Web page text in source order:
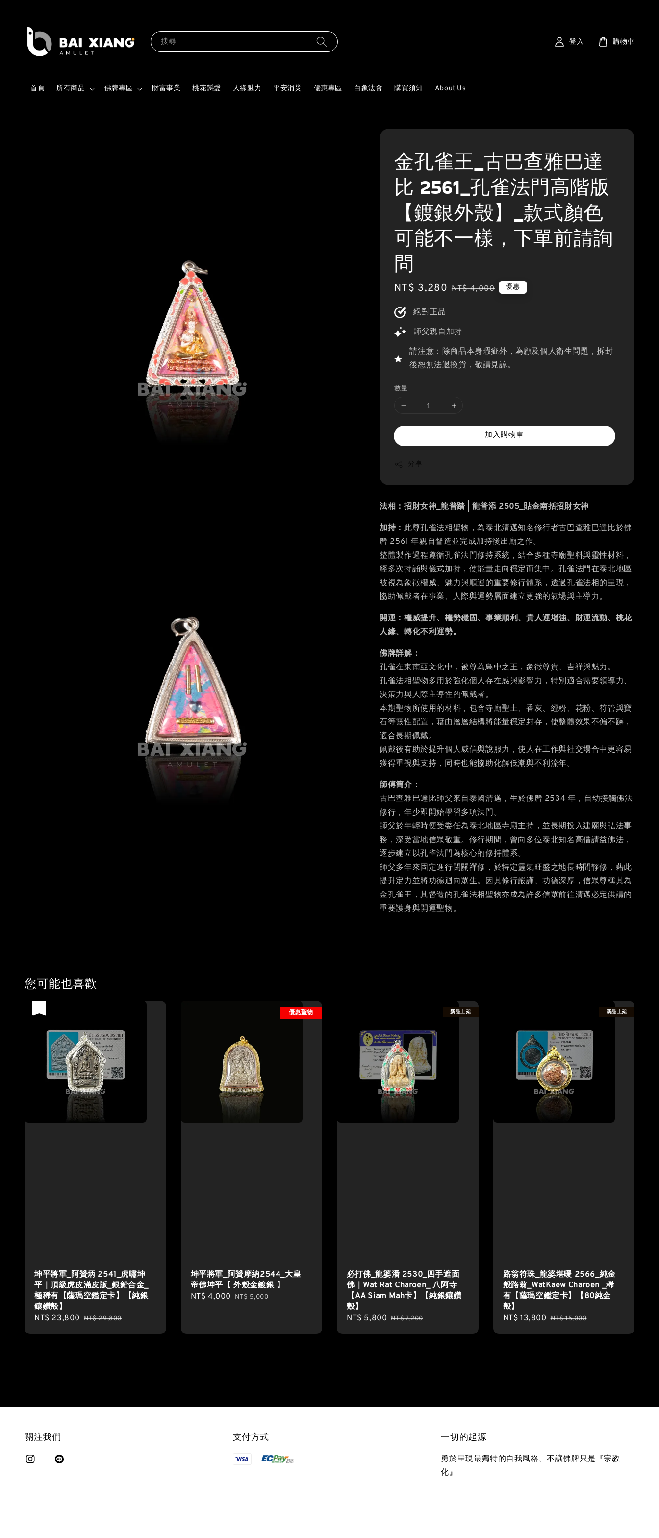
搜尋
首頁 所有商品 佛牌專區 財富事業 桃花戀愛 人緣魅力 平安消災 優惠專區 白象法會 購買須知 About Us
登入 購物車
金孔雀王_古巴查雅巴達
比 2561_孔雀法門高階版
【鍍銀外殼】_款式顏色
可能不一樣，下單前請詢
問
Sale
NT$ 3,280 Regular
NT$ 4,000 優惠
絕對正品
師父親自加持
請注意：除商品本身瑕疵外，為顧及個人衛生問題，拆封
後恕無法退換貨，敬請見諒。
數量
加入購物車
分享
法相：招財女神_龍普踏 | 龍普添 2505_貼金南括招財女神
加持： 此尊孔雀法相聖物，為泰北清邁知名修行者古巴查雅巴達比於佛
曆 2561 年親自督造並完成加持後出廟之作。
整體製作過程遵循孔雀法門修持系統，結合多種寺廟聖料與靈性材料，
經多次持誦與儀式加持，使能量走向穩定而集中。孔雀法門在泰北地區
被視為象徵權威、魅力與順運的重要修行體系，透過孔雀法相的呈現，
協助佩戴者在事業、人際與運勢層面建立更強的氣場與主導力。
開運：權威提升、權勢穩固、事業順利、貴人運增強、財運流動、桃花
人緣、轉化不利運勢。
佛牌詳解：
孔雀在東南亞文化中，被尊為鳥中之王，象徵尊貴、吉祥與魅力。
孔雀法相聖物多用於強化個人存在感與影響力，特別適合需要領導力、
決策力與人際主導性的佩戴者。
本期聖物所使用的材料，包含寺廟聖土、香灰、經粉、花粉、符管與寶
石等靈性配置，藉由層層結構將能量穩定封存，使整體效果不偏不躁，
適合長期佩戴。
佩戴後有助於提升個人威信與說服力，使人在工作與社交場合中更容易
獲得重視與支持，同時也能協助化解低潮與不利流年。
師傅簡介：
古巴查雅巴達比師父來自泰國清邁，生於佛曆 2534 年，自幼接觸佛法
修行，年少即開始學習多項法門。
師父於年輕時便受委任為泰北地區寺廟主持，並長期投入建廟與弘法事
務，深受當地信眾敬重。修行期間，曾向多位泰北知名高僧請益佛法，
逐步建立以孔雀法門為核心的修持體系。
師父多年來固定進行閉關禪修，於特定靈氣旺盛之地長時間靜修，藉此
提升定力並將功德迴向眾生。因其修行嚴謹、功德深厚，信眾尊稱其為
金孔雀王，其督造的孔雀法相聖物亦成為許多信眾前往清邁必定供請的
重要護身與開運聖物。
您可能也喜歡
坤平將軍_阿贊炳 2541_虎嘯坤
平｜頂級虎皮滿皮版_銀鉛合金_
極稀有【薩瑪空鑑定卡】【純銀
鑲鑽殼】
Sale
NT$ 23,800 Regular
NT$ 29,800
優惠聖物
坤平將軍_阿贊摩納2544_大皇
帝佛坤平【 外殼金鍍銀 】
Sale
NT$ 4,000 Regular
NT$ 5,000
新品上架
必打佛_龍婆潘 2530_四手遮面
佛｜Wat Rat Charoen_ 八阿寺
【AA Siam Mah卡】【純銀鑲鑽
殼】
Sale
NT$ 5,800 Regular
NT$ 7,200
新品上架
路翁符珠_龍婆堪暖 2566_純金
殼路翁_WatKaew Charoen _稀
有【薩瑪空鑑定卡】【80純金
殼】
Sale
NT$ 13,800 Regular
NT$ 15,000
關注我們 支付方式 一切的起源
勇於呈現最獨特的自我風格、不讓佛牌只是『宗教
化』